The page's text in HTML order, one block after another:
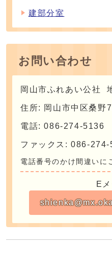
建部分室
お問い合わせ
岡山市ふれあい公社
住所: 岡山市中区桑野
電話: 086-274-5136
ファックス: 086-274-
電話番号のかけ間違いに
E